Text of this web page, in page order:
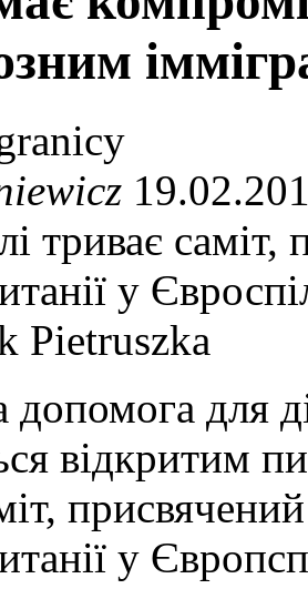
триває саміт,
у
Pietruszka
допомога для
відкритим
у